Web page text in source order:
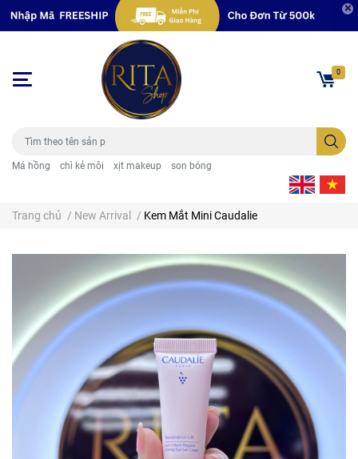
Má hồng chì kẻ môi xịt makeup son bóng
0
Trang chủ / New Arrival / Kem Mắt Mini Caudalie